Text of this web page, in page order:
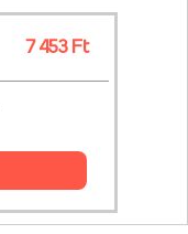
7 453 Ft